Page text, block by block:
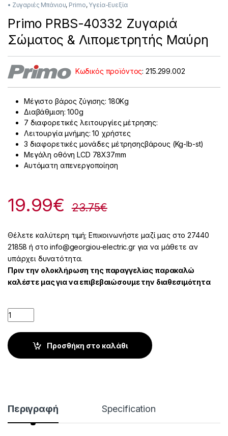
• Ζυγαριές Μπάνιου, Primo, Υγεία-Ευεξία
Primo PRBS-40332 Ζυγαριά
Σώματος & Λιπομετρητής Μαύρη
Κωδικός προϊόντος:215.299.002
Μέγιστο βάρος ζύγισης: 180Κg
Διαβάθμιση: 100g
7 διαφορετικές λειτουργίες μέτρησης:
Λειτουργία μνήμης: 10 χρήστες
3 διαφορετικές μονάδες μέτρησηςβάρους (Kg-lb-st)
Μεγάλη οθόνη LCD 78Χ37mm
Αυτόματη απενεργοποίηση
19.99€ 23.75€
Θέλετε καλύτερη τιμή; Επικοινωνήστε μαζί μας στο 27440
21858 ή στο info@georgiou-electric.gr για να μάθετε αν
υπάρχει δυνατότητα.
Πριν την ολοκλήρωση της παραγγελίας παρακαλώ
καλέστε μας για να επιβεβαιώσουμε την διαθεσιμότητα
Quantity
Προσθήκη στο καλάθι
Περιγραφή Specification